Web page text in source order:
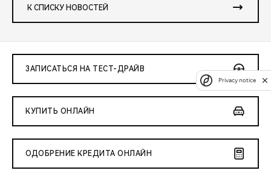
К СПИСКУ НОВОСТЕЙ
ЗАПИСАТЬСЯ НА ТЕСТ-ДРАЙВ
КУПИТЬ ОНЛАЙН
ОДОБРЕНИЕ КРЕДИТА ОНЛАЙН
Privacy notice